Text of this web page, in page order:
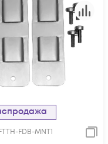
FDB-MNT1